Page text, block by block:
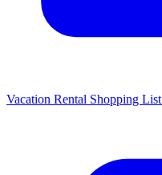
Vacation Rental Shopping List